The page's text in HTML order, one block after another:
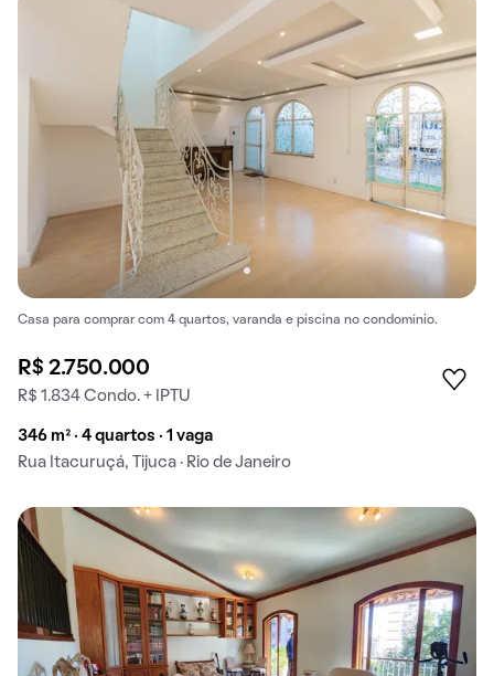
Casa para comprar com 4 quartos, varanda e piscina no condomínio.
R$ 2.750.000
R$ 1.834 Condo. + IPTU
346 m² · 4 quartos · 1 vaga
Rua Itacuruçá, Tijuca · Rio de Janeiro